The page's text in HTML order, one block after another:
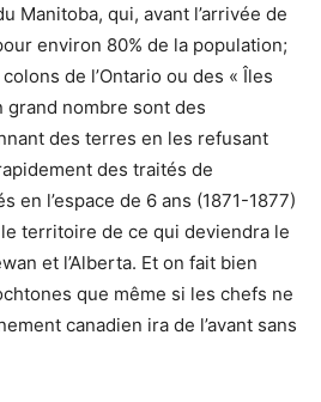
Manitoba, qui, avant l’arrivée de
environ 80% de la population;
de l’Ontario ou des « Îles
grand nombre sont des
des terres en les refusant
des traités de
en l’espace de 6 ans (1871-1877)
territoire de ce qui deviendra le
et l’Alberta. Et on fait bien
que même si les chefs ne
canadien ira de l’avant sans